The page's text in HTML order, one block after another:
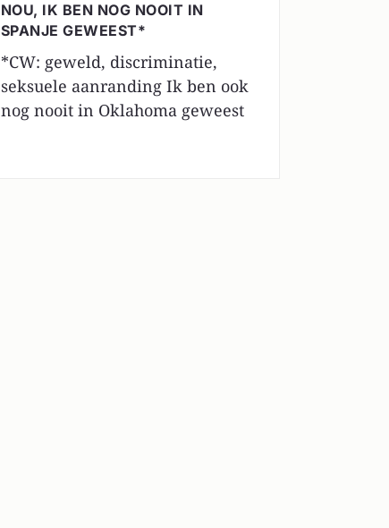
NOU, IK BEN NOG NOOIT IN
SPANJE GEWEEST*
*CW: geweld, discriminatie,
seksuele aanranding Ik ben ook
nog nooit in Oklahoma geweest